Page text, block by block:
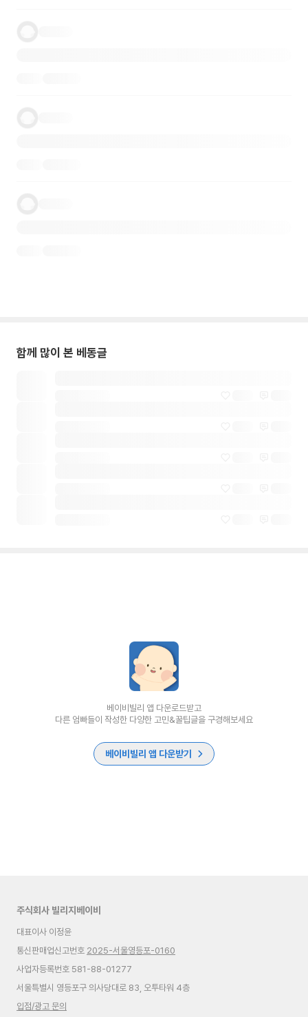
함께 많이 본 베동글
베이비빌리 앱 다운로드받고
다른 엄빠들이 작성한 다양한 고민&꿀팁글을 구경해보세요
베이비빌리 앱 다운받기
주식회사 빌리지베이비
대표이사 이정윤
통신판매업신고번호 2025-서울영등포-0160
사업자등록번호 581-88-01277
서울특별시 영등포구 의사당대로 83, 오투타워 4층
입점/광고 문의